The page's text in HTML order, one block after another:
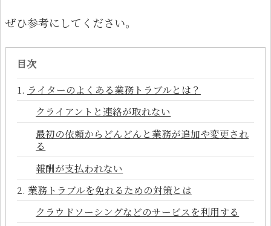
ぜひ参考にしてください。
目次
ライターのよくある業務トラブルとは？
クライアントと連絡が取れない
最初の依頼からどんどんと業務が追加や変更され
る
報酬が支払われない
業務トラブルを免れるための対策とは
クラウドソーシングなどのサービスを利用する